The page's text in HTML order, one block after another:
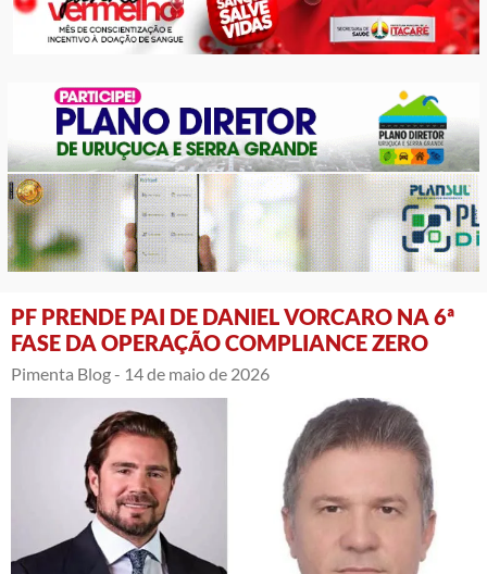
PF PRENDE PAI DE DANIEL VORCARO NA 6ª
FASE DA OPERAÇÃO COMPLIANCE ZERO
Pimenta Blog - 14 de maio de 2026